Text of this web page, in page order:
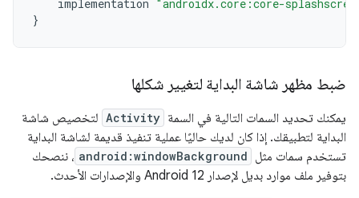
implementation "androidx.core:core-
}
ضبط مظهر شاشة البداية لتغيير شكلها
يمكنك تحديد السمات التالية في السمة Activity لتخصيص شاشة
البداية لتطبيقك. إذا كان لديك حاليًا عملية تنفيذ قديمة لشاشة البداية
تستخدم سمات مثل android:windowBackground ، ننصحك
بتوفير ملف موارد بديل لإصدار Android 12 والإصدارات الأحدث.